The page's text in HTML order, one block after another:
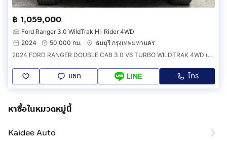
฿ 1,059,000
Ford Ranger 3.0 WildTrak Hi-Rider 4WD
2024
50,000 กม.
ธนบุรี กรุงเทพมหานคร
2024 FORD RANGER DOUBLE CAB 3.0 V6 TURBO WILDTRAK 4WD เลขไมล์50,000กิโลแท้ รุ่นTOPสุด รถบ้าน มือเดียว สภาพใหม่มาก ไม่เคยชน
แชท LINE โทร
หาซื้อในหมวดหมู่นี้
Kaidee Auto